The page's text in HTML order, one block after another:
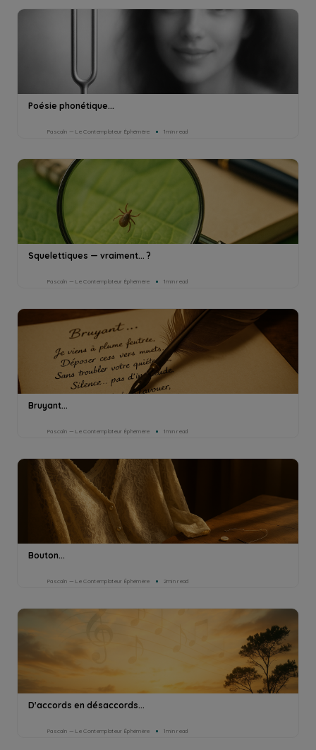
Poésie phonétique...
Pascaln — Le Contemplateur Éphémère 1min read
Squelettiques — vraiment... ?
Pascaln — Le Contemplateur Éphémère 1min read
Bruyant...
Pascaln — Le Contemplateur Éphémère 1min read
Bouton...
Pascaln — Le Contemplateur Éphémère 2min read
D'accords en désaccords...
Pascaln — Le Contemplateur Éphémère 1min read